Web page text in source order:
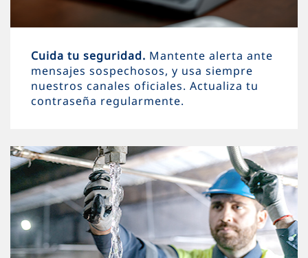
Cuida tu seguridad. Mantente alerta ante
mensajes sospechosos, y usa siempre
nuestros canales oficiales. Actualiza tu
contraseña regularmente.